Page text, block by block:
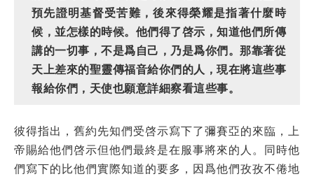
預先證明基督受苦難，後來得榮耀是指著什麼時
候，並怎樣的時候。他們得了啓示，知道他們所傳
講的一切事，不是爲自己，乃是爲你們。那靠著從
天上差來的聖靈傳福音給你們的人，現在將這些事
報給你們，天使也願意詳細察看這些事。
彼得指出，舊約先知們受啓示寫下了彌賽亞的來臨，上
帝賜給他們啓示但他們最終是在服事將來的人。同時他
們寫下的比他們實際知道的要多，因爲他們孜孜不倦地